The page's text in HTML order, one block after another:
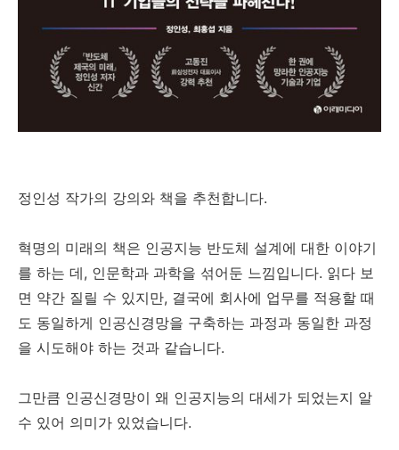
정인성 작가의 강의와 책을 추천합니다.
혁명의 미래의 책은 인공지능 반도체 설계에 대한 이야기
를 하는 데, 인문학과 과학을 섞어둔 느낌입니다. 읽다 보
면 약간 질릴 수 있지만, 결국에 회사에 업무를 적용할 때
도 동일하게 인공신경망을 구축하는 과정과 동일한 과정
을 시도해야 하는 것과 같습니다.
그만큼 인공신경망이 왜 인공지능의 대세가 되었는지 알
수 있어 의미가 있었습니다.